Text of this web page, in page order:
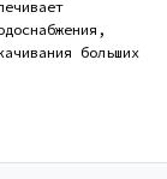
больших